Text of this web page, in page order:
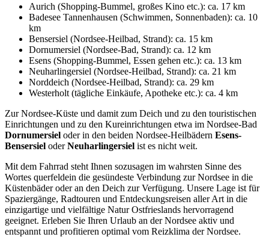
Aurich (Shopping-Bummel, großes Kino etc.): ca. 17 km
Badesee Tannenhausen (Schwimmen, Sonnenbaden): ca. 10
km
Bensersiel (Nordsee-Heilbad, Strand): ca. 15 km
Dornumersiel (Nordsee-Bad, Strand): ca. 12 km
Esens (Shopping-Bummel, Essen gehen etc.): ca. 13 km
Neuharlingersiel (Nordsee-Heilbad, Strand): ca. 21 km
Norddeich (Nordsee-Heilbad, Strand): ca. 29 km
Westerholt (tägliche Einkäufe, Apotheke etc.): ca. 4 km
Zur Nordsee-Küste und damit zum Deich und zu den touristischen
Einrichtungen und zu den Kureinrichtungen etwa im Nordsee-Bad
Dornumersiel oder in den beiden Nordsee-Heilbädern Esens-
Bensersiel oderNeuharlingersiel ist es nicht weit.
Mit dem Fahrrad steht Ihnen sozusagen im wahrsten Sinne des
Wortes querfeldein die gesündeste Verbindung zur Nordsee in die
Küstenbäder oder an den Deich zur Verfügung. Unsere Lage ist für
Spaziergänge, Radtouren und Entdeckungsreisen aller Art in die
einzigartige und vielfältige Natur Ostfrieslands hervorragend
geeignet. Erleben Sie Ihren Urlaub an der Nordsee aktiv und
entspannt und profitieren optimal vom Reizklima der Nordsee.